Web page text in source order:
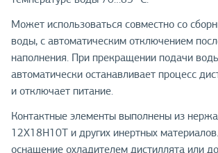
Может использоваться совместно со
воды, с автоматическим отключением
наполнения. При прекращении подачи
автоматически останавливает процесс
и отключает питание.
Контактные элементы выполнены из
12Х18Н10Т и других инертных
оснащение охладителем дистиллята или